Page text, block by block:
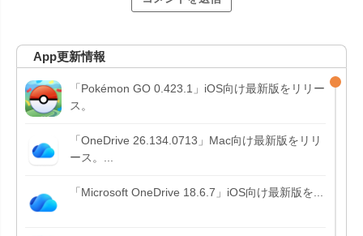
App更新情報
「Pokémon GO 0.423.1」iOS向け最新版をリリー
ス。
「OneDrive 26.134.0713」Mac向け最新版をリリ
ース。...
「Microsoft OneDrive 18.6.7」iOS向け最新版を...